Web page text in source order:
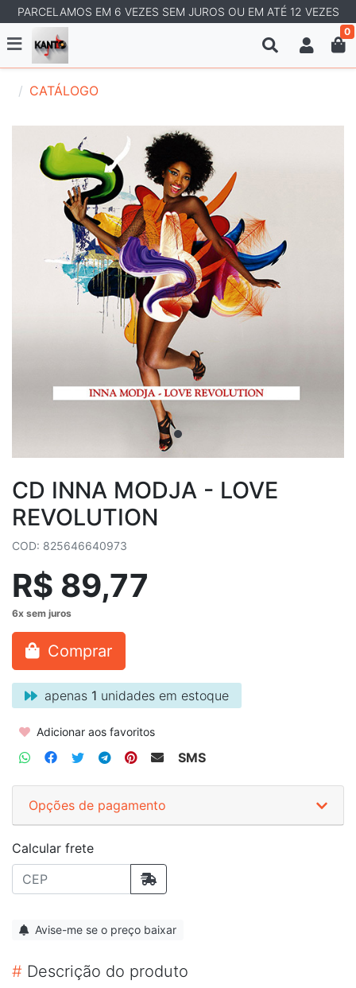
PARCELAMOS EM 6 VEZES SEM JUROS OU EM ATÉ 12 VEZES
0
CATÁLOGO
CD INNA MODJA - LOVE
REVOLUTION
COD: 825646640973
R$ 89,77
Comprar
apenas 1 unidades em estoque
Adicionar aos favoritos
SMS
Opções de pagamento
Calcular frete
Avise-me se o preço baixar
# Descrição do produto